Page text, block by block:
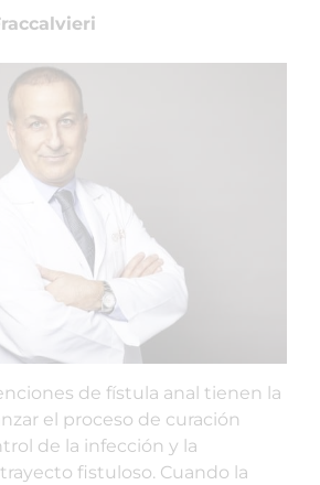
de fístula anal tienen la
el proceso de curación
de la infección y la
fistuloso. Cuando la